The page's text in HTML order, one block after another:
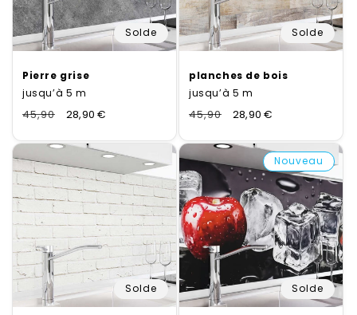
Solde
Pierre grise
jusqu’à 5 m
Normaler
45,90 Verkaufspreis
28,90 €
Solde
planches de bois
jusqu’à 5 m
Normaler
45,90 Verkaufspreis
28,90 €
Solde
Nouveau
Solde